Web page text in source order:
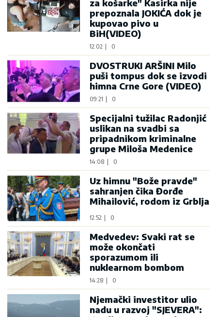
za košarke" Kasirka nije
prepoznala JOKIĆA dok je
kupovao pivo u
BiH(VIDEO)
12:02 0
DVOSTRUKI ARŠINI Milo
puši tompus dok se izvodi
himna Crne Gore (VIDEO)
09:21 0
Specijalni tužilac Radonjić
uslikan na svadbi sa
pripadnikom kriminalne
grupe Miloša Medenice
14:08 0
Uz himnu "Bože pravde"
sahranjen čika Đorđe
Mihailović, rodom iz Grblja
12:52 0
Medvedev: Svaki rat se
može okončati
sporazumom ili
nuklearnom bombom
14:28 0
Njemački investitor ulio
nadu u razvoj "SJEVERA":